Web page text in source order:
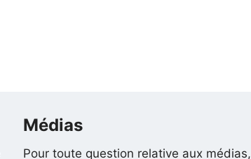
Médias
Pour toute question relative aux médias,